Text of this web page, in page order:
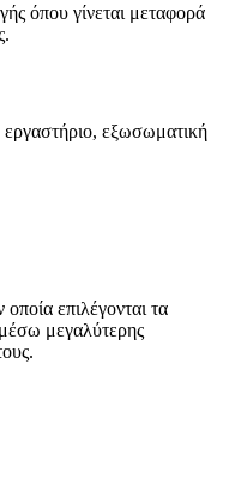
όπου γίνεται μεταφορά
εξωσωματική
επιλέγονται τα
μεγαλύτερης